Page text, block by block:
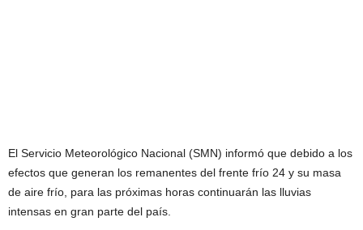
El Servicio Meteorológico Nacional (SMN) informó que debido a los
efectos que generan los remanentes del frente frío 24 y su masa
de aire frío, para las próximas horas continuarán las lluvias
intensas en gran parte del país.